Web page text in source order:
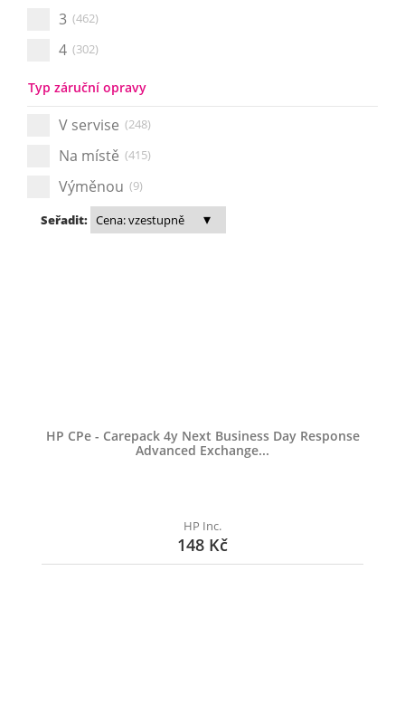
3 (462)
4 (302)
Typ záruční opravy
V servise (248)
Na místě (415)
Výměnou (9)
Seřadit:
HP CPe - Carepack 4y Next Business Day Response
Advanced Exchange...
HP Inc.
148 Kč